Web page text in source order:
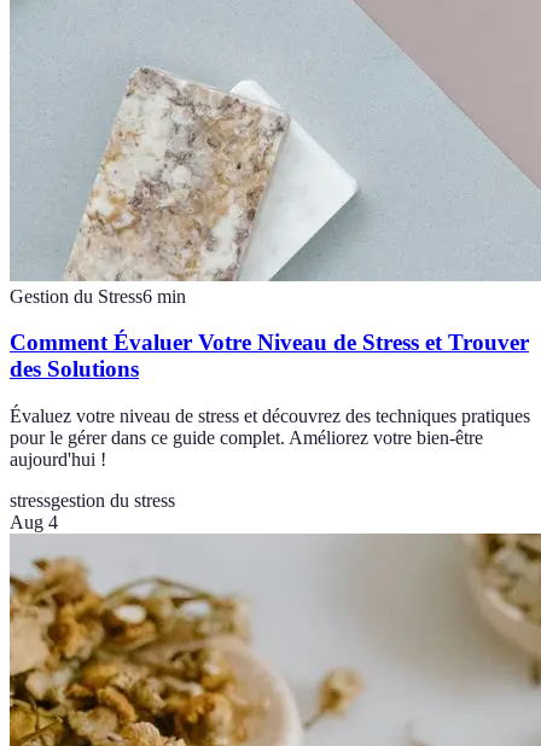
Gestion du Stress6 min
Comment Évaluer Votre Niveau de Stress et Trouver
des Solutions
Évaluez votre niveau de stress et découvrez des techniques pratiques
pour le gérer dans ce guide complet. Améliorez votre bien-être
aujourd'hui !
stressgestion du stress
Aug 4